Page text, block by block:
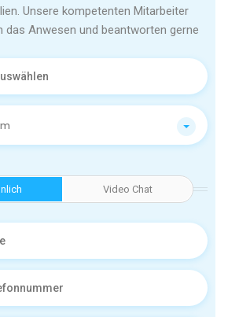
Video Chat
Unsere kompetenten Mitarbeiter
das Anwesen und beantworten gerne